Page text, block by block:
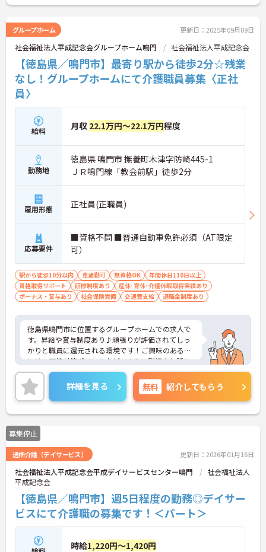
グループホーム 更新日：2025年09月09日
社会福祉法人平成記念会グループホーム鳴門 社会福祉法人平成記念会
【徳島県／鳴門市】最寄り駅から徒歩2分☆残業
なし！グループホームにて介護職員募集〈正社
員〉
給料 月収 22.1万円～22.1万円程度
勤務地
徳島県 鳴門市 撫養町木津字防崎445-1
ＪＲ鳴門線「教会前駅」徒歩2分
雇用形態 正社員(正職員)
応募要件
■資格不問 ■普通自動車免許必須（AT限定
可）
駅から徒歩10分以内 車通勤可 無資格OK
年間休日110日以上
資格取得サポート
研修制度あり
産休･育休･介護休暇取得実績あり
ボーナス・賞与あり
社会保険完備 交通費支給 退職金制度あり
徳島県鳴門市に位置するグループホームでの求人で
す。昇給や賞与制度あり♪頑張りが評価されてしっ
かりと職員に還元される環境です！ご興味のある方
には、面接対策ポイントなど、さらに詳細をお話し
いたしますのでお気軽にご相談ください！
詳細を見る 無料 紹介してもらう
募集停止
通所介護（デイサービス） 更新日：2026年01月16日
社会福祉法人平成記念会平成デイサービスセンター鳴門
社会福祉法人
平成記念会
【徳島県／鳴門市】週5日程度の勤務◎デイサー
ビスにて介護職の募集です！＜パート＞
時給1,220円～1,420円